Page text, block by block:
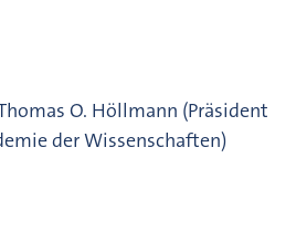
O. Höllmann (Präsident
der Wissenschaften)